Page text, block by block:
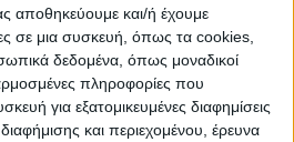
αποθηκεύουμε και/ή έχουμε
σε μια συσκευή, όπως τα cookies,
δεδομένα, όπως μοναδικοί
πληροφορίες που
για εξατομικευμένες διαφημίσεις
και περιεχομένου, έρευνα